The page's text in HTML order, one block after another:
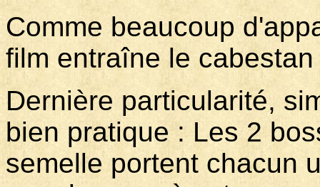
Comme beaucoup
film entraîne le
Dernière particularité,
bien pratique : Les 2
semelle portent chacun